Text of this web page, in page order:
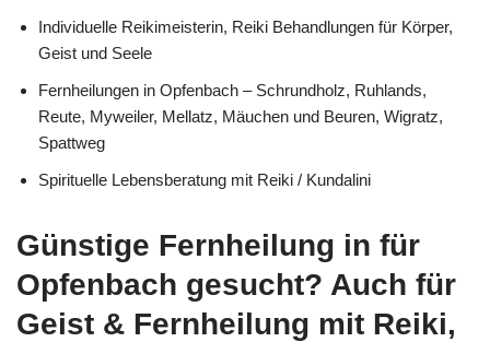
Individuelle Reikimeisterin, Reiki Behandlungen für Körper,
Geist und Seele
Fernheilungen in Opfenbach – Schrundholz, Ruhlands,
Reute, Myweiler, Mellatz, Mäuchen und Beuren, Wigratz,
Spattweg
Spirituelle Lebensberatung mit Reiki / Kundalini
Günstige Fernheilung in für
Opfenbach gesucht? Auch für
Geist & Fernheilung mit Reiki,